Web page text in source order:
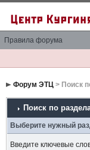
Правила форума
Форум ЭТЦ> Поиск
Поиск по
Выберите нужный
Введите ключевые